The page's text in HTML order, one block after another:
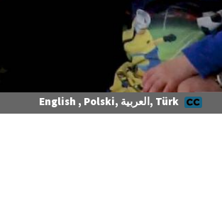
English , Polski, العربية, Türk